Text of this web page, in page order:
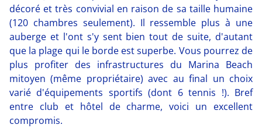
décoré et très convivial en raison de sa taille humaine
(120 chambres seulement). Il ressemble plus à une
auberge et l'ont s'y sent bien tout de suite, d'autant
que la plage qui le borde est superbe. Vous pourrez de
plus profiter des infrastructures du Marina Beach
mitoyen (même propriétaire) avec au final un choix
varié d'équipements sportifs (dont 6 tennis !). Bref
entre club et hôtel de charme, voici un excellent
compromis.